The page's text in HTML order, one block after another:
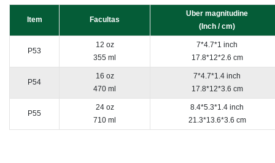
Item Facultas
Uber magnitudine
(Inch / cm)
P53
12 oz
355 ml
7*4.7*1 inch
17.8*12*2.6 cm
P54
16 oz
470 ml
7*4.7*1.4 inch
17.8*12*3.6 cm
P55
24 oz
710 ml
8.4*5.3*1.4 inch
21.3*13.6*3.6 cm